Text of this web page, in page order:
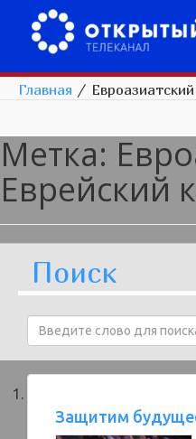
Главная /
Метка:
Еврейский
Поиск
Защитим